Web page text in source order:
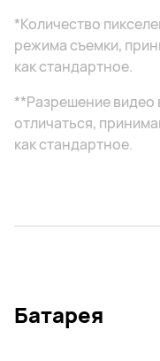
*Количество
режима съемки,
как стандартное.
**Разрешение
отличаться,
как стандартное.
Батарея